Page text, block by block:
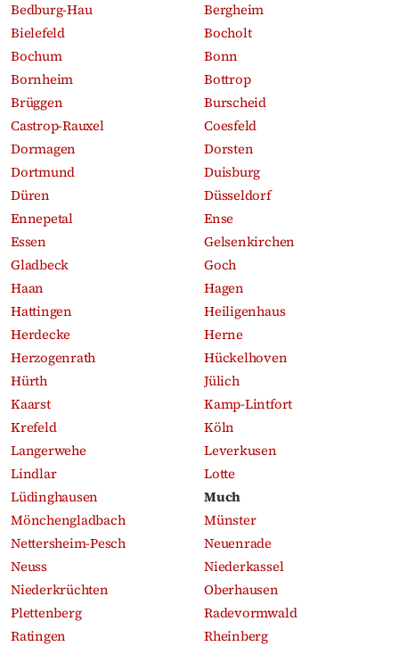
Bedburg-Hau
Bergheim
Bielefeld
Bocholt
Bochum
Bonn
Bornheim
Bottrop
Brüggen
Burscheid
Castrop-Rauxel
Coesfeld
Dormagen
Dorsten
Dortmund
Duisburg
Düren
Düsseldorf
Ennepetal
Ense
Essen
Gelsenkirchen
Gladbeck
Goch
Haan
Hagen
Hattingen
Heiligenhaus
Herdecke
Herne
Herzogenrath
Hückelhoven
Hürth
Jülich
Kaarst
Kamp-Lintfort
Krefeld
Köln
Langerwehe
Leverkusen
Lindlar
Lotte
Lüdinghausen
Much
Mönchengladbach
Münster
Nettersheim-Pesch
Neuenrade
Neuss
Niederkassel
Niederkrüchten
Oberhausen
Plettenberg
Radevormwald
Ratingen
Rheinberg